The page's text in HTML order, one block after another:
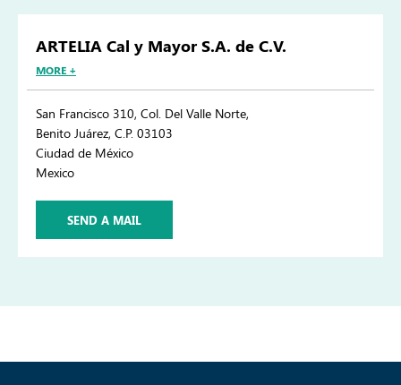
ARTELIA Cal y Mayor S.A. de C.V.
MORE +
San Francisco 310, Col. Del Valle Norte,
Benito Juárez, C.P. 03103
Ciudad de México
Mexico
SEND A MAIL